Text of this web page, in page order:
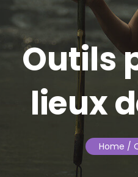
Outils
lieux
Home /